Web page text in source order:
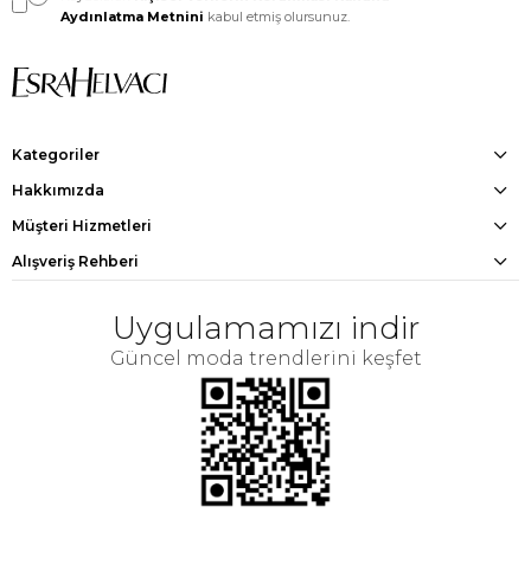
Aydınlatma Metnini kabul etmiş olursunuz.
Kategoriler
Hakkımızda
Müşteri Hizmetleri
Alışveriş Rehberi
Uygulamamızı indir
Güncel moda trendlerini keşfet